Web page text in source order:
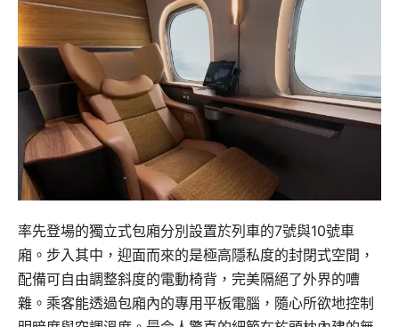
率先登場的獨立式包廂分別設置於列車的7號與10號車
廂。步入其中，迎面而來的是極高隱私度的封閉式空間，
配備可自由調整斜度的電動椅背，完美隔絕了外界的嘈
雜。乘客能透過包廂內的專用平板電腦，隨心所欲地控制